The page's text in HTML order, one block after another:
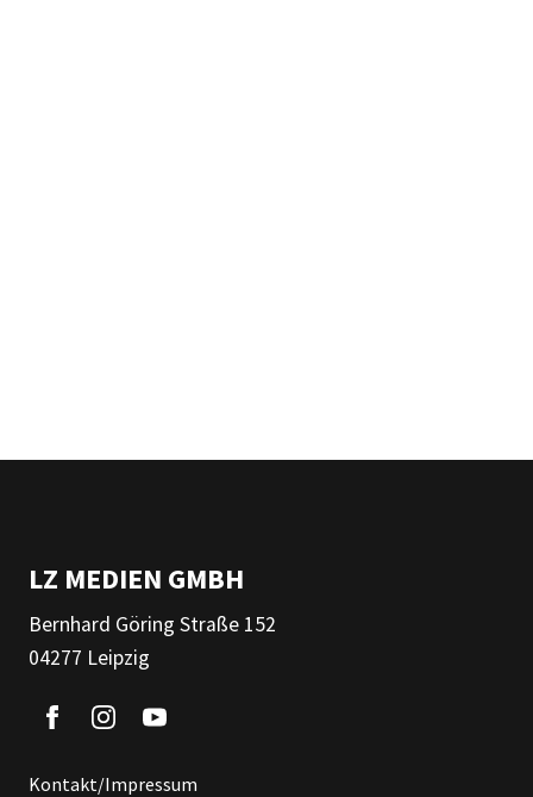
LZ MEDIEN GMBH
Bernhard Göring Straße 152
04277 Leipzig
Kontakt/Impressum